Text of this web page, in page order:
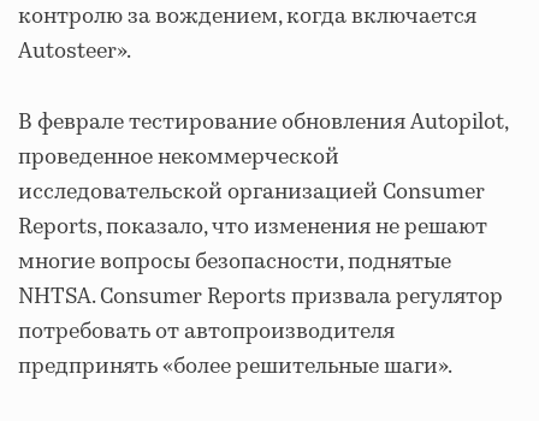
контролю за вождением, когда включается
Autosteer».
В феврале тестирование обновления Autopilot,
проведенное некоммерческой
исследовательской организацией Consumer
Reports, показало, что изменения не решают
многие вопросы безопасности, поднятые
NHTSA. Consumer Reports призвала регулятор
потребовать от автопроизводителя
предпринять «более решительные шаги».